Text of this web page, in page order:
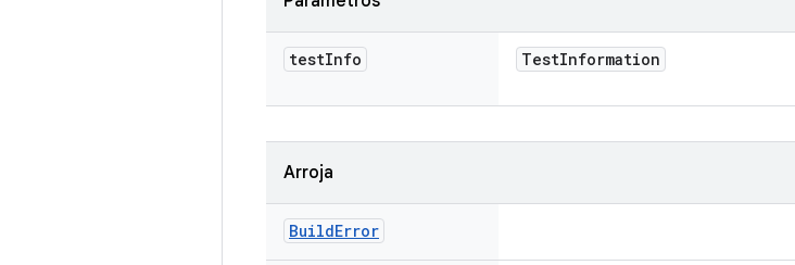
testInfo TestInformation
Arroja
BuildError